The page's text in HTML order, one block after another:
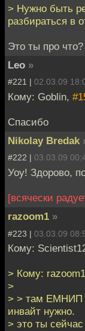
> Нужно быть
разбираться в
Это ты про что?
Leo »
#221 | 02.03.09
Кому: Goblin,
Cпасибо
Nikolay Bredak
#222 | 03.03.09
Уоу! Здорово,
[всячески
razoom1 »
#223 | 03.03.09
Кому:
> Кому:
>
> > там ЕМНИП
инвайт нужно.
> это ты